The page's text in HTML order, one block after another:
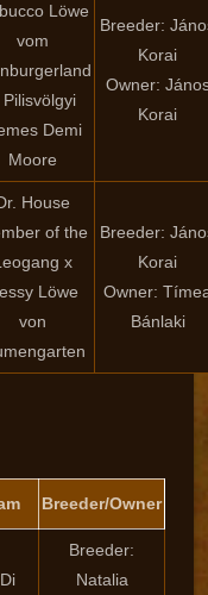
Löwe
vom
Pilisvölgyi
Demi
Moore
Breeder:
Korai
Owner:
Korai
House
of the
x
Löwe
von
Breeder:
Korai
Owner:
Bánlaki
Breeder/Owner
Breeder:
Natalia